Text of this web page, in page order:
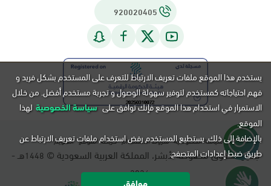
920020405
سياسة الخصوصية شروط الاستخدام خريطة الموقع التقويم
جميع الحقوق محفوظة لأبشر، المملكة العربية السعودية © 1448هـ -
2026م.
يستخدم هذا الموقع ملفات تعريف الارتباط للتعرف على المستخدم بشكل فريد و
فهم احتياجاته كمستخدم لتوفير سهولة الوصول و تجربة مستخدم أفضل. من خلال
الاستمرار في استخدام هذا الموقع فإنك توافق على سياسة الخصوصية لهذا
الموقع.
بالإضافة إلى ذلك, يستطيع المستخدم رفض استخدام ملفات تعريف الارتباط عن
طريق ضبط إعدادات المتصفح.
موافق